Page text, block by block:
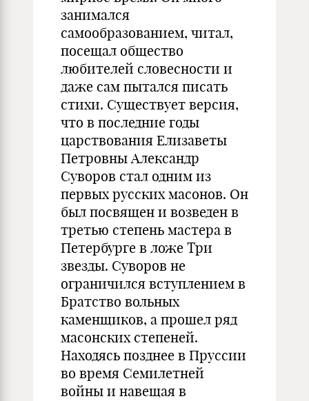
занимался
самообразованием, читал,
посещал общество
любителей словесности и
даже сам пытался писать
стихи. Существует версия,
что в последние годы
царствования Елизаветы
Петровны Александр
Суворов стал одним из
первых русских масонов. Он
был посвящен и возведен в
третью степень мастера в
Петербурге в ложе Три
звезды. Суворов не
ограничился вступлением в
Братство вольных
каменщиков, а прошел ряд
масонских степеней.
Находясь позднее в Пруссии
во время Семилетней
войны и навещая в